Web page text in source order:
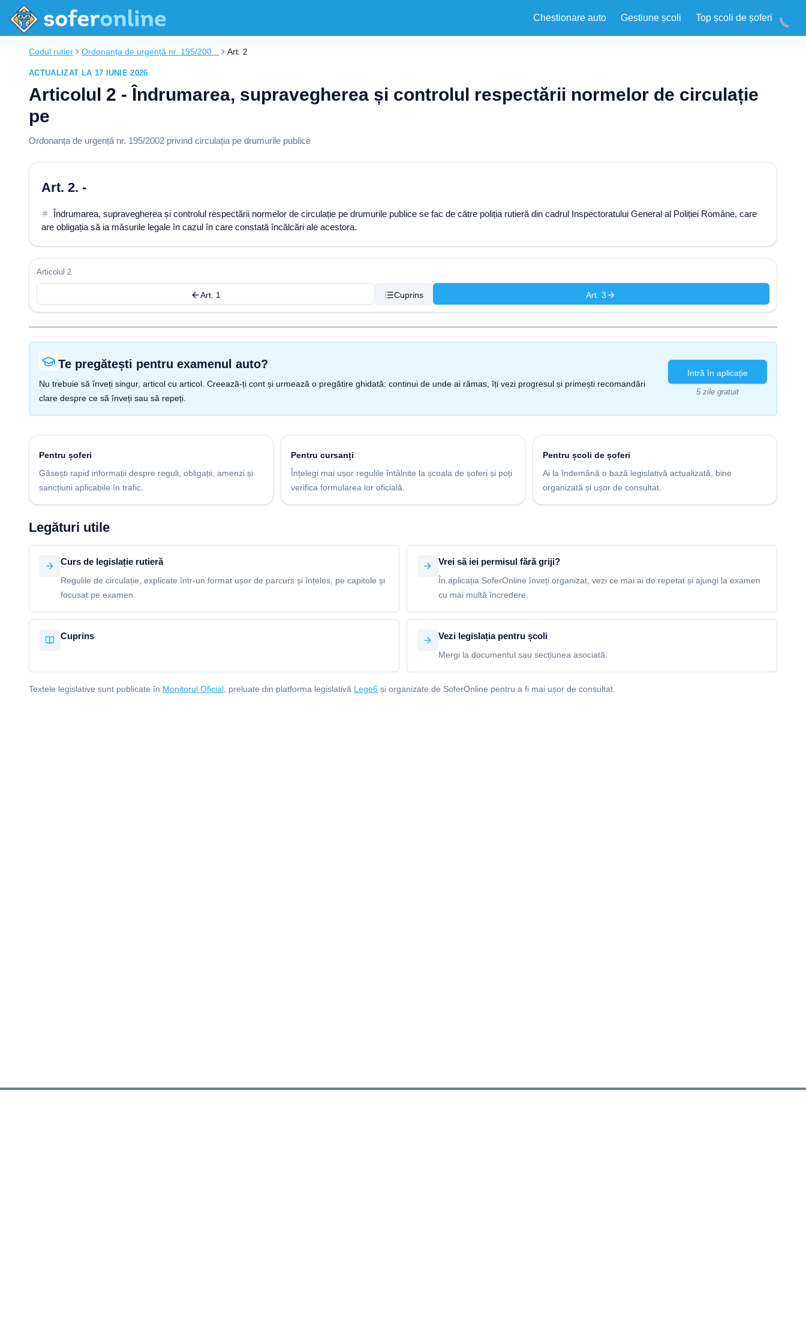
Chestionare auto Gestiune școli Top școli de șoferi
Codul rutier Ordonanța de urgență nr. 195/200... Art. 2
ACTUALIZAT LA 17 IUNIE 2026
Articolul 2 - Îndrumarea, supravegherea și controlul respectării normelor de circulație
pe
Ordonanța de urgență nr. 195/2002 privind circulația pe drumurile publice
Art. 2. -
Îndrumarea, supravegherea și controlul respectării normelor de circulație pe drumurile publice se fac de către poliția rutieră din cadrul Inspectoratului General al Poliției Române, care
are obligația să ia măsurile legale în cazul în care constată încălcări ale acestora.
Articolul 2
Art. 1 Cuprins Art. 3
Te pregătești pentru examenul auto?
Nu trebuie să înveți singur, articol cu articol. Creează-ți cont și urmează o pregătire ghidată: continui de unde ai rămas, îți vezi progresul și primești recomandări
clare despre ce să înveți sau să repeți.
Intră în aplicație
5 zile gratuit
Pentru șoferi
Găsești rapid informații despre reguli, obligații, amenzi și
sancțiuni aplicabile în trafic.
Pentru cursanți
Înțelegi mai ușor regulile întâlnite la școala de șoferi și poți
verifica formularea lor oficială.
Pentru școli de șoferi
Ai la îndemână o bază legislativă actualizată, bine
organizată și ușor de consultat.
Legături utile
Curs de legislație rutieră
Regulile de circulație, explicate într-un format ușor de parcurs și înțeles, pe capitole și
focusat pe examen.
Vrei să iei permisul fără griji?
În aplicația SoferOnline înveți organizat, vezi ce mai ai de repetat și ajungi la examen
cu mai multă încredere.
Cuprins Vezi legislația pentru școli
Mergi la documentul sau secțiunea asociată.
Textele legislative sunt publicate în Monitorul Oficial , preluate din platforma legislativă Lege6 și organizate de SoferOnline pentru a fi mai ușor de consultat.